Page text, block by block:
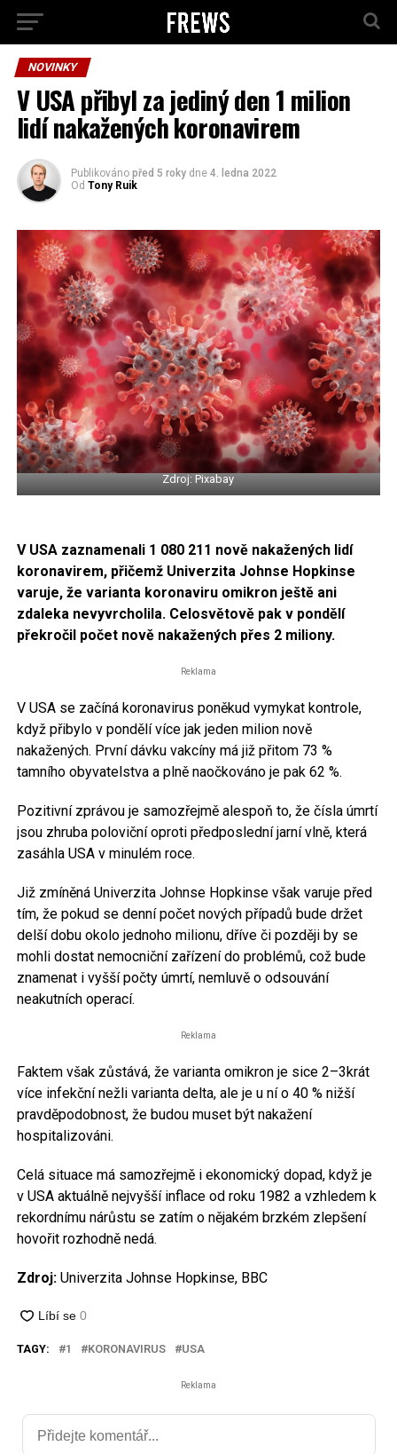
NOVINKY
V USA přibyl za jediný den 1 milion
lidí nakažených koronavirem
Publikováno před 5 roky dne 4. ledna 2022
Od Tony Ruik
Zdroj: Pixabay
V USA zaznamenali 1 080 211 nově nakažených lidí
koronavirem, přičemž Univerzita Johnse Hopkinse
varuje, že varianta koronaviru omikron ještě ani
zdaleka nevyvrcholila. Celosvětově pak v pondělí
překročil počet nově nakažených přes 2 miliony.
Reklama
V USA se začíná koronavirus poněkud vymykat kontrole,
když přibylo v pondělí více jak jeden milion nově
nakažených. První dávku vakcíny má již přitom 73 %
tamního obyvatelstva a plně naočkováno je pak 62 %.
Pozitivní zprávou je samozřejmě alespoň to, že čísla úmrtí
jsou zhruba poloviční oproti předposlední jarní vlně, která
zasáhla USA v minulém roce.
Již zmíněná Univerzita Johnse Hopkinse však varuje před
tím, že pokud se denní počet nových případů bude držet
delší dobu okolo jednoho milionu, dříve či později by se
mohli dostat nemocniční zařízení do problémů, což bude
znamenat i vyšší počty úmrtí, nemluvě o odsouvání
neakutních operací.
Reklama
Faktem však zůstává, že varianta omikron je sice 2–3krát
více infekční nežli varianta delta, ale je u ní o 40 % nižší
pravděpodobnost, že budou muset být nakažení
hospitalizováni.
Celá situace má samozřejmě i ekonomický dopad, když je
v USA aktuálně nejvyšší inflace od roku 1982 a vzhledem k
rekordnímu nárůstu se zatím o nějakém brzkém zlepšení
hovořit rozhodně nedá.
Zdroj:Univerzita Johnse Hopkinse, BBC
TAGY: 1 KORONAVIRUS USA
Reklama